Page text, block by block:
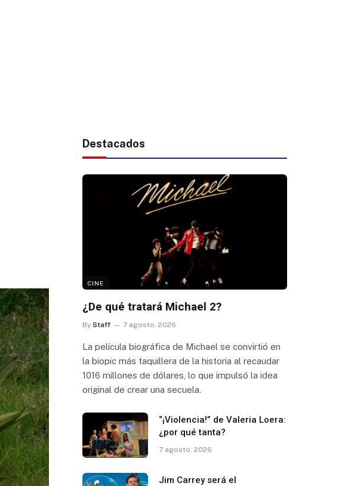
Destacados
CINE
¿De qué tratará Michael 2?
By Staff 7 agosto, 2026
La película biográfica de Michael se convirtió en
la biopic más taquillera de la historia al recaudar
1016 millones de dólares, lo que impulsó la idea
original de crear una secuela.
“¡Violencia!” de Valeria Loera:
¿por qué tanta?
7 agosto, 2026
Jim Carrey será el